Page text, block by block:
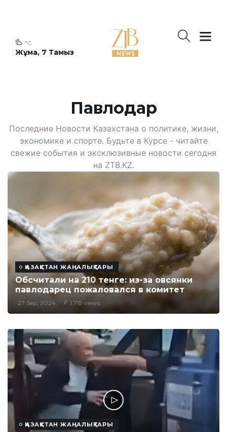
Жұма, 7 Тамыз
°C
Павлодар
Последние Новости Казахстана о политике, жизни,
экономике и спорте. Будьте в Курсе - читайте
свежие события и эксклюзивные новости сегодня
на ZTB.KZ.
ҚАЗАҚСТАН ЖАҢАЛЫҚТАРЫ
Обсчитали на 210 тенге: из-за овсянки
павлодарец пожаловался в комитет
27 Sep, 2024 1,715 views
ҚАЗАҚСТАН ЖАҢАЛЫҚТАРЫ